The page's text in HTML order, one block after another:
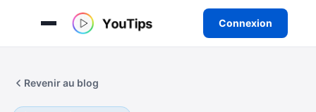
Connexion
Revenir au blog